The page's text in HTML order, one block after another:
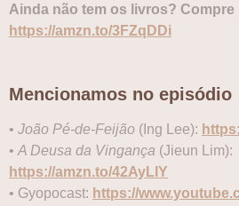
Ainda não tem os livros?
https://amzn.to/3FZqDDi
Mencionamos no episódio
• João Pé-de-Feijão (Ing Lee):
• A Deusa da Vingança (Jieun Lim):
https://amzn.to/42AyLlY
• Gyopocast: https://